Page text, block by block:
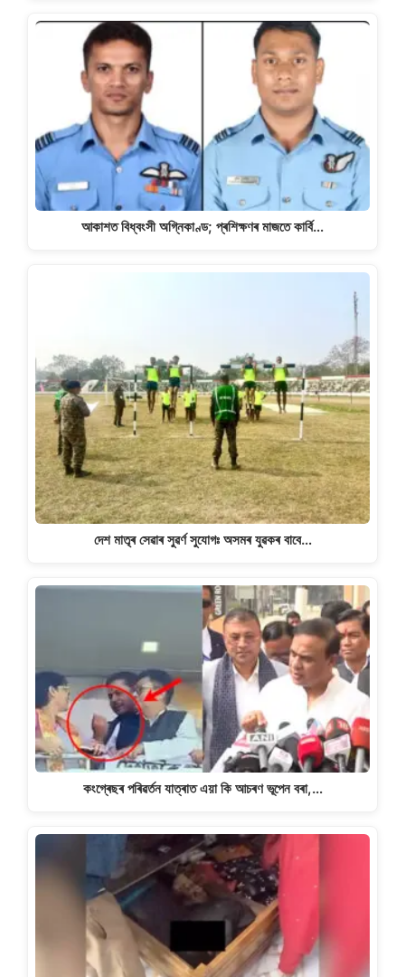
আকাশত বিধ্বংসী অগ্নিকাণ্ড; প্ৰশিক্ষণৰ মাজতে কাৰ্বি…
দেশ মাতৃৰ সেৱাৰ সুৱৰ্ণ সুযোগঃ অসমৰ যুৱকৰ বাবে…
কংগ্ৰেছৰ পৰিৱৰ্তন যাত্ৰাত এয়া কি আচৰণ ভূপেন বৰা,…